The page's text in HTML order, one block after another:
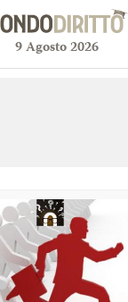
9Agosto2026